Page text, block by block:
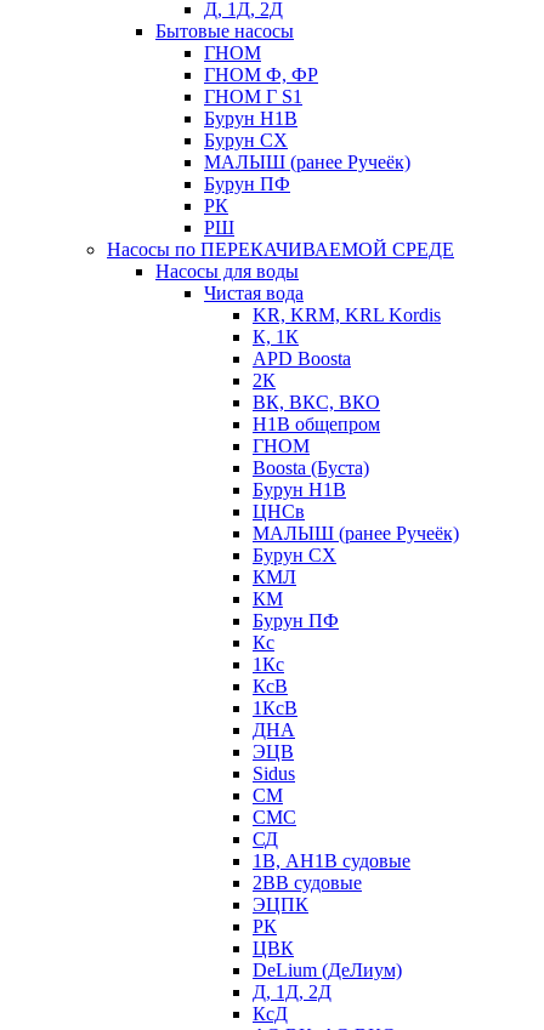
Д, 1Д, 2Д
Бытовые насосы
ГНОМ
ГНОМ Ф, ФР
ГНОМ Г S1
Бурун Н1В
Бурун СХ
МАЛЫШ (ранее Ручеёк)
Бурун ПФ
РК
РШ
Насосы по ПЕРЕКАЧИВАЕМОЙ СРЕДЕ
Насосы для воды
Чистая вода
KR, KRM, KRL Kordis
К, 1К
APD Boosta
2К
ВК, ВКС, ВКО
Н1В общепром
ГНОМ
Boosta (Буста)
Бурун Н1В
ЦНСв
МАЛЫШ (ранее Ручеёк)
Бурун СХ
КМЛ
КМ
Бурун ПФ
Кс
1Кс
КсВ
1КсВ
ДНА
ЭЦВ
Sidus
СМ
СМС
СД
1В, АН1В судовые
2ВВ судовые
ЭЦПК
РК
ЦВК
DeLium (ДеЛиум)
Д, 1Д, 2Д
КсД